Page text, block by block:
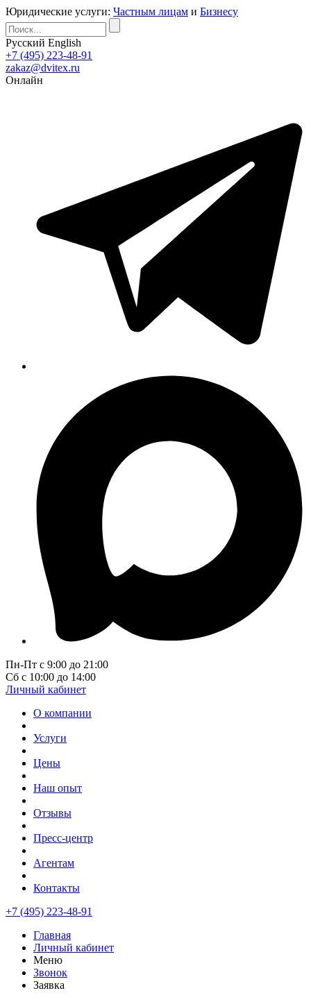
Юридические услуги: Частным лицам и Бизнесу
Русский English
+7 (495) 223-48-91
zakaz@dvitex.ru
Онлайн
Пн-Пт с 9:00 до 21:00
Сб с 10:00 до 14:00
Личный кабинет
О компании
Услуги
Цены
Наш опыт
Отзывы
Пресс-центр
Агентам
Контакты
+7 (495) 223-48-91
Главная
Личный кабинет
Меню
Звонок
Заявка